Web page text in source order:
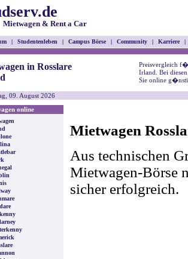
& Rent a Car
| Studentenleben | Campus Börse | Community | Karriere |
in Rosslare
Preisvergleich
Irland. Bei
Sie online
09. August 2026
online
Mietwagen
Aus technischen
Mietwagen-Börse
sicher erfolgreich.